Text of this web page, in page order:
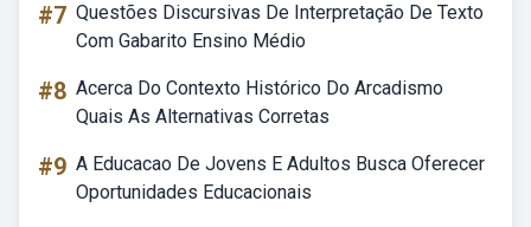
#7 Questões Discursivas De Interpretação De Texto
Com Gabarito Ensino Médio
#8 Acerca Do Contexto Histórico Do Arcadismo
Quais As Alternativas Corretas
#9 A Educacao De Jovens E Adultos Busca Oferecer
Oportunidades Educacionais